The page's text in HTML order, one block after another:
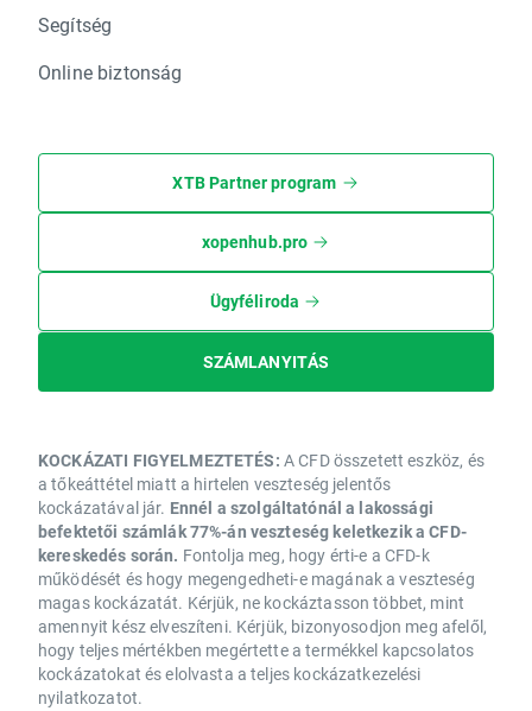
Segítség
Online biztonság
XTB Partner program
xopenhub.pro
Ügyféliroda
SZÁMLANYITÁS
KOCKÁZATI FIGYELMEZTETÉS: A CFD összetett eszköz, és
a tőkeáttétel miatt a hirtelen veszteség jelentős
kockázatával jár. Ennél a szolgáltatónál a lakossági
befektetői számlák 77%-án veszteség keletkezik a CFD-
kereskedés során. Fontolja meg, hogy érti-e a CFD-k
működését és hogy megengedheti-e magának a veszteség
magas kockázatát. Kérjük, ne kockáztasson többet, mint
amennyit kész elveszíteni. Kérjük, bizonyosodjon meg afelől,
hogy teljes mértékben megértette a termékkel kapcsolatos
kockázatokat és elolvasta a teljes kockázatkezelési
nyilatkozatot.